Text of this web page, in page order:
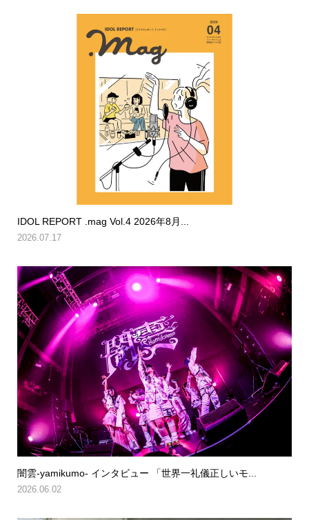
IDOL REPORT .mag Vol.4 2026年8月...
2026.07.17
闇雲-yamikumo- インタビュー 「世界一礼儀正しいモ...
2026.06.02